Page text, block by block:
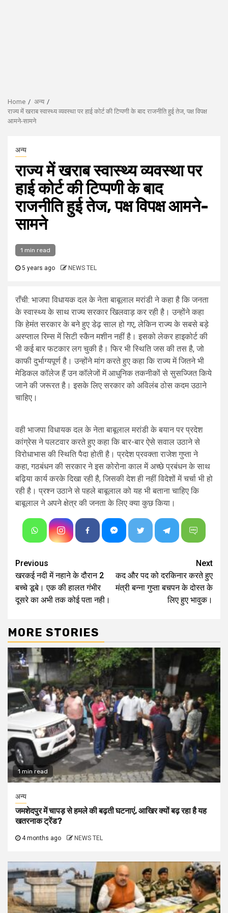
Home
अन्य
राज्य में खराब स्वास्थ्य व्यवस्था पर हाई कोर्ट की टिप्पणी के बाद राजनीति हुई तेज, पक्ष विपक्ष
आमने-सामने
अन्य
राज्य में खराब स्वास्थ्य व्यवस्था पर
हाई कोर्ट की टिप्पणी के बाद
राजनीति हुई तेज, पक्ष विपक्ष आमने-
सामने
1 min read
5 years ago NEWS TEL
राँची: भाजपा विधायक दल के नेता बाबूलाल मरांडी ने कहा है कि जनता
के स्वास्थ्य के साथ राज्य सरकार खिलवाड़ कर रही है। उन्होंने कहा
कि हेमंत सरकार के बने हुए डेढ़ साल हो गए, लेकिन राज्य के सबसे बड़े
अस्प्ताल रिम्स में सिटी स्कैन मशीन नहीं है। इसको लेकर हाइकोर्ट की
भी कई बार फटकार लग चुकी है। फिर भी स्थिति जस की तस है, जो
काफी दुर्भाग्यपूर्ण है। उन्होंने मांग करते हुए कहा कि राज्य में जितने भी
मेडिकल कॉलेज हैं उन कॉलेजों में आधुनिक तकनीकों से सुसज्जित किये
जाने की जरूरत है। इसके लिए सरकार को अविलंब ठोस कदम उठाने
चाहिए।
वही भाजपा विधायक दल के नेता बाबूलाल मरांडी के बयान पर प्रदेश
कांग्रेस ने पलटवार करते हुए कहा कि बार-बार ऐसे सवाल उठाने से
विरोधाभास की स्थिति पैदा होती है। प्रदेश प्रवक्ता राजेश गुप्ता ने
कहा, गठबंधन की सरकार ने इस कोरोना काल में अच्छे प्रबंधन के साथ
बढ़िया कार्य करके दिखा रही है, जिसकी देश ही नहीं विदेशों में चर्चा भी हो
रही है। प्रश्न उठाने से पहले बाबूलाल को यह भी बताना चाहिए कि
बाबूलाल ने अपने क्षेत्र की जनता के लिए क्या कुछ किया।
Continue
Reading
Previous
खरकई नदी में नहाने के दौरान 2
बच्चे डूबे। एक की हालत गंभीर
दूसरे का अभी तक कोई पता नही।
Next
कद और पद को दरकिनार करते हुए
मंत्री बन्ना गुप्ता बचपन के दोस्त के
लिए हुए भावुक।
MORE STORIES
1 min read
अन्य
जमशेदपुर में चापड़ से हमले की बढ़ती घटनाएं, आखिर क्यों बढ़ रहा है यह
खतरनाक ट्रेंड?
4 months ago NEWS TEL